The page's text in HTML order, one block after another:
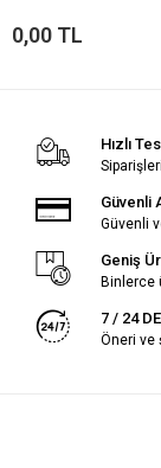
0,00 TL
Hızlı
Güvenli
Güvenli
Geniş
Binlerce
7 / 24
Öneri ve